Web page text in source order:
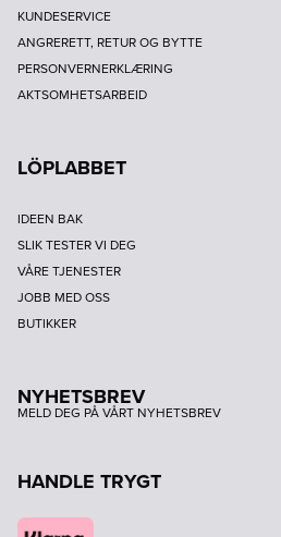
KUNDESERVICE
ANGRERETT, RETUR OG BYTTE
PERSONVERNERKLÆRING
AKTSOMHETSARBEID
LÖPLABBET
IDEEN BAK
SLIK TESTER VI DEG
VÅRE TJENESTER
JOBB MED OSS
BUTIKKER
NYHETSBREV
MELD DEG PÅ VÅRT NYHETSBREV
HANDLE TRYGT